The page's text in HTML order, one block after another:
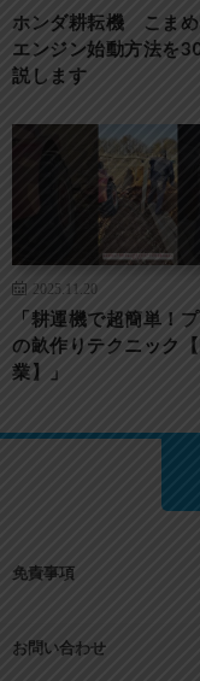
ホンダ耕耘機 こま
エンジン始動方法を
説します
2025.11.20
「耕運機で超簡単！
の畝作りテクニック
業】」
免責事項
お問い合わせ